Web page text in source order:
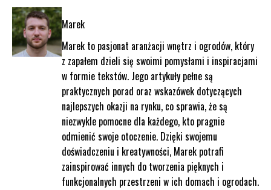
Marek
Marek to pasjonat aranżacji wnętrz i ogrodów, który
z zapałem dzieli się swoimi pomysłami i inspiracjami
w formie tekstów. Jego artykuły pełne są
praktycznych porad oraz wskazówek dotyczących
najlepszych okazji na rynku, co sprawia, że są
niezwykle pomocne dla każdego, kto pragnie
odmienić swoje otoczenie. Dzięki swojemu
doświadczeniu i kreatywności, Marek potrafi
zainspirować innych do tworzenia pięknych i
funkcjonalnych przestrzeni w ich domach i ogrodach.